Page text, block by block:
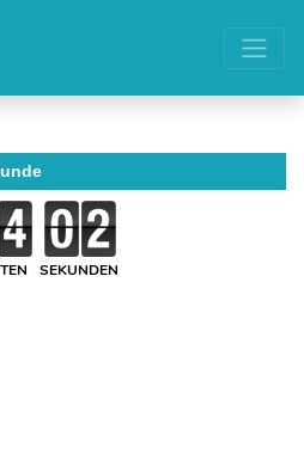
SEKUNDEN